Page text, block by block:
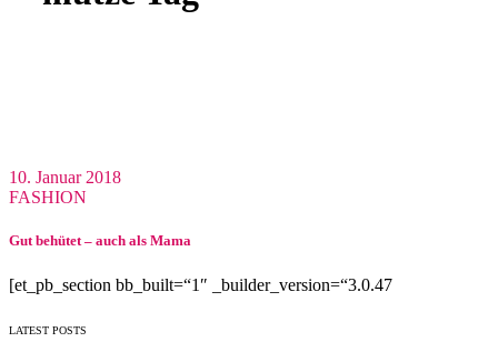
10. Januar 2018
FASHION
Gut behütet – auch als Mama
[et_pb_section bb_built=“1″ _builder_version=“3.0.47
LATEST POSTS